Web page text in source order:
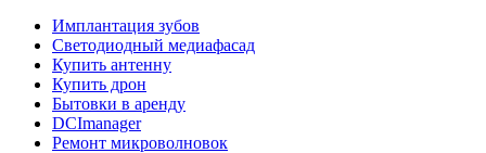
Имплантация зубов
Светодиодный медиафасад
Купить антенну
Купить дрон
Бытовки в аренду
DCImanager
Ремонт микроволновок